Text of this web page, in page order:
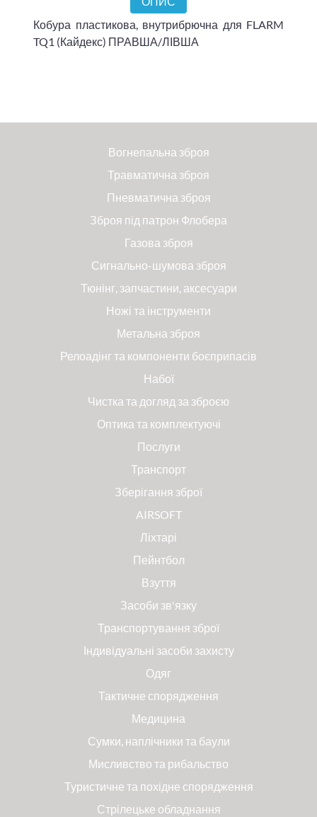
Кобура пластикова, внутрибрючна для FLARM
TQ1 (Кайдекс) ПРАВША/ЛІВША
Вогнепальна зброя
Травматична зброя
Пневматична зброя
Зброя під патрон Флобера
Газова зброя
Сигнально-шумова зброя
Тюнінг, запчастини, аксесуари
Ножі та інструменти
Метальна зброя
Релоадінг та компоненти боєприпасів
Набої
Чистка та догляд за зброєю
Оптика та комплектуючі
Послуги
Транспорт
Зберігання зброї
AIRSOFT
Ліхтарі
Пейнтбол
Взуття
Засоби зв'язку
Транспортування зброї
Індивідуальні засоби захисту
Одяг
Тактичне спорядження
Медицина
Сумки, наплічники та баули
Мисливство та рибальство
Туристичне та похідне спорядження
Стрілецьке обладнання